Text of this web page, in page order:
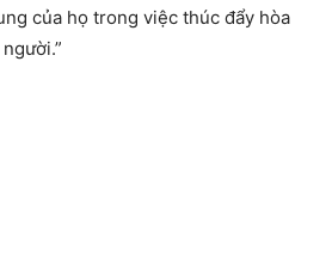
của họ trong việc thúc đẩy hòa